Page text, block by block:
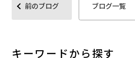
前のブログ ブログ一覧
キーワードから探す